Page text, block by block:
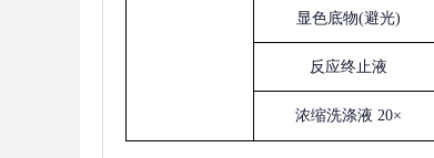
显色底物(避光)
反应终止液
浓缩洗涤液 20×